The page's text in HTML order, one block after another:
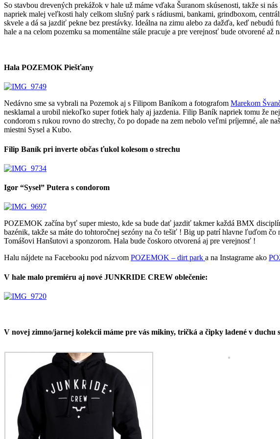
So stavbou drevených prekážok v hale už máme vďaka Šuranom skúsenosti, takže si
napriek malej veľkosti haly celkom slušný park s rádiusmi, bankami, grindboxom,
skvele a dá sa jazdiť pekne bez prestávky. Ideálna na zimu alebo za dažďa, keď
hale a na celom pozemku sa momentálne stále pracuje a pre verejnosť bude otvorené až
Hala POZEMOK Piešťany
Nedávno sme sa vybrali na Pozemok aj s Filipom Baníkom a fotografom Marekom
nesklamal a urobil niekoľko super fotiek haly aj jazdenia. Filip Baník napriek tomu že
condorom s rukou rovno do strechy, čo po dopade na zem nebolo veľmi príjemné, ale
miestni Sysel a Kubo.
Filip Baník pri inverte občas ťukol kolesom o strechu
Igor “Sysel” Putera s condorom
POZEMOK začína byť super miesto, kde sa bude dať jazdiť takmer každá BMX
bazénik, takže sa máte do tohtoročnej sezóny na čo tešiť ! Big up patrí hlavne ľuďom
Tomášovi Hanšutovi a sponzorom. Hala bude čoskoro otvorená aj pre verejnosť !
Halu nájdete na Facebooku pod názvom POZEMOK – dirt park a na Instagrame ako
V hale malo premiéru aj nové JUNKRIDE CREW oblečenie:
V novej zimno/jarnej kolekcii máme pre vás mikiny, tričká a čipky ladené v